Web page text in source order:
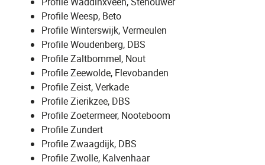
Profile Weesp, Beto
Profile Winterswijk, Vermeulen
Profile Woudenberg, DBS
Profile Zaltbommel, Nout
Profile Zeewolde, Flevobanden
Profile Zeist, Verkade
Profile Zierikzee, DBS
Profile Zoetermeer, Nooteboom
Profile Zundert
Profile Zwaagdijk, DBS
Profile Zwolle, Kalvenhaar